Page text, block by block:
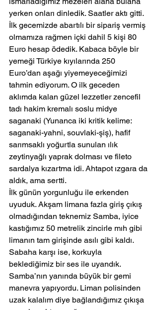
yerken onları dinledik. Saatler aktı gitti.
İlk gecemizde abartılı bir sipariş vermiş
olmamıza rağmen içki dahil 5 kişi 80
Euro hesap ödedik. Kabaca böyle bir
yemeği Türkiye kıyılarında 250
Euro’dan aşağı yiyemeyeceğimizi
tahmin ediyorum. O ilk geceden
aklımda kalan güzel lezzetler zencefil
tadı hakim kremalı soslu midye
saganaki (Yunanca iki kritik kelime:
saganaki-yahni, souvlaki-şiş), hafif
sarımsaklı yoğurtla sunulan ılık
zeytinyağlı yaprak dolması ve fileto
sardalya kızartma idi. Ahtapot ızgara da
aldık, ama sertti.
İlk günün yorgunluğu ile erkenden
uyuduk. Akşam limana fazla giriş çıkış
olmadığından teknemiz Samba, iyice
kastığımız 50 metrelik zincirle mıh gibi
limanın tam girişinde asılı gibi kaldı.
Sabaha karşı ise, korkuyla
beklediğimiz bir ses ile uyandık.
Samba’nın yanında büyük bir gemi
manevra yapıyordu. Liman polisinden
uzak kalalım diye bağlandığımız çıkışa